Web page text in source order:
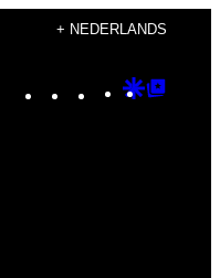
+ NEDERLANDS
Instagram
TikTok
YouTube
Google